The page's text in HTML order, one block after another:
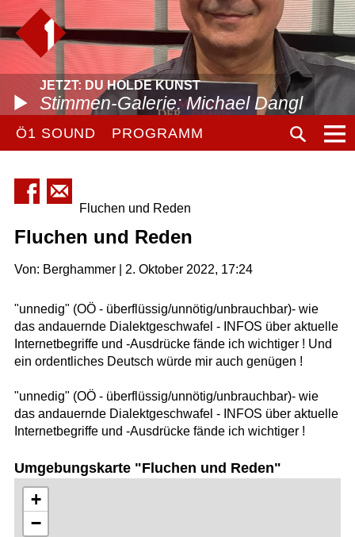
JETZT: DU HOLDE KUNST
Stimmen-Galerie: Michael Dangl
Ö1 SOUND PROGRAMM
Fluchen und Reden
Fluchen und Reden
Von: Berghammer | 2. Oktober 2022, 17:24
"unnedig" (OÖ - überflüssig/unnötig/unbrauchbar)- wie
das andauernde Dialektgeschwafel - INFOS über aktuelle
Internetbegriffe und -Ausdrücke fände ich wichtiger ! Und
ein ordentliches Deutsch würde mir auch genügen !
"unnedig" (OÖ - überflüssig/unnötig/unbrauchbar)- wie
das andauernde Dialektgeschwafel - INFOS über aktuelle
Internetbegriffe und -Ausdrücke fände ich wichtiger !
Umgebungskarte "Fluchen und Reden"
+
−